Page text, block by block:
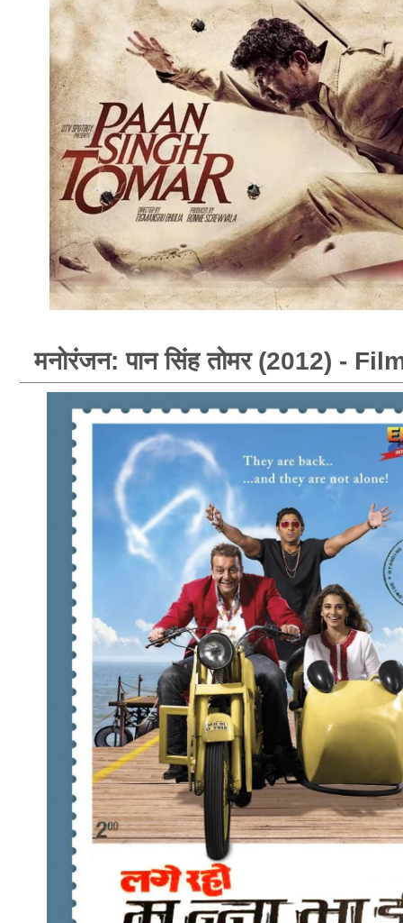
मनोरंजन: पान सिंह तोमर (2012) -